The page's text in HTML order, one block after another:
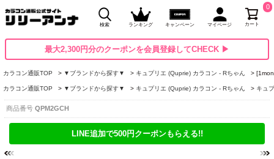
検索 ランキング キャンペーン マイページ カート
0
最大2,300円分のクーポンを会員登録してCHECK ▶
カラコン通販TOP ▼ブランドから探す▼ キュプリエ (Quprie) カラコン - Rちゃん
カラコン通販TOP ▼ブランドから探す▼ キュプリエ (Quprie) カラコン - Rちゃん キュ
商品番号 QPM2GCH
LINE追加で500円クーポンもらえる!!